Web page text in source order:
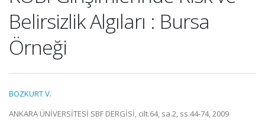
Belirsizlik Algıları : Bursa
Örneği
BOZKURT V.
ANKARA ÜNİVERSİTESİ SBF DERGİSİ, cilt.64, sa.2, ss.44-74, 2009